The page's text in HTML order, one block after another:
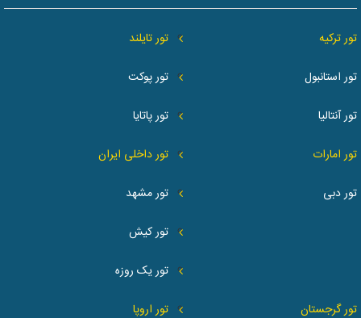
تور ترکیه
تور استانبول
تور آنتالیا
تور تایلند
تور پوکت
تور پاتایا
تور امارات
تور دبی
تور داخلی ایران
تور مشهد
تور کیش
تور یک روزه
تور گرجستان
تور اروپا